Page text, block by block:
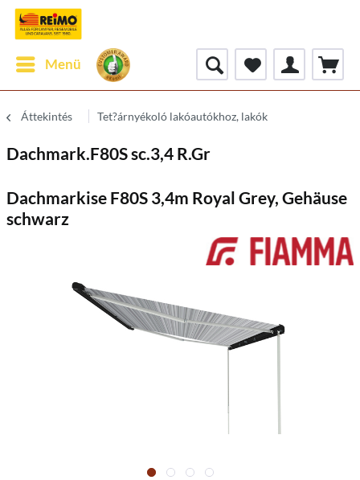
Menü
Áttekintés Tet?árnyékoló lakóautókhoz, lakók
Dachmark.F80S sc.3,4 R.Gr
Dachmarkise F80S 3,4m Royal Grey, Gehäuse
schwarz